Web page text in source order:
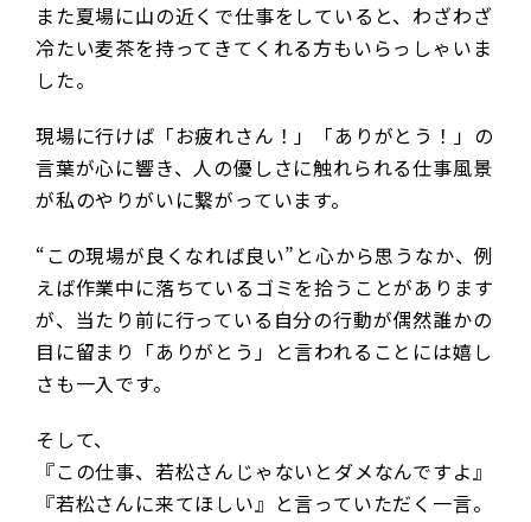
また夏場に山の近くで仕事をしていると、わざわざ
冷たい麦茶を持ってきてくれる方もいらっしゃいま
した。
現場に行けば「お疲れさん！」「ありがとう！」の
言葉が心に響き、人の優しさに触れられる仕事風景
が私のやりがいに繋がっています。
“この現場が良くなれば良い”と心から思うなか、例
えば作業中に落ちているゴミを拾うことがあります
が、当たり前に行っている自分の行動が偶然誰かの
目に留まり「ありがとう」と言われることには嬉し
さも一入です。
そして、
『この仕事、若松さんじゃないとダメなんですよ』
『若松さんに来てほしい』と言っていただく一言。